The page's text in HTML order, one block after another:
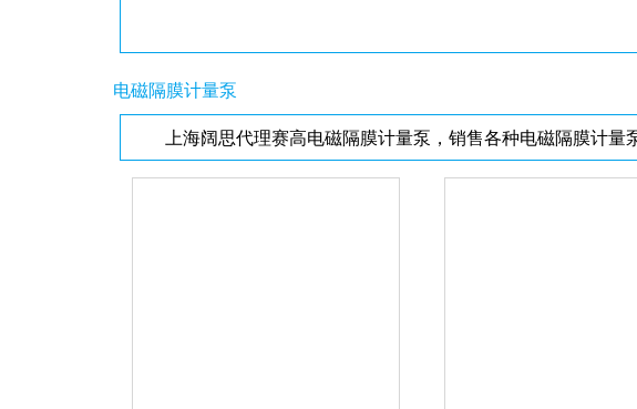
电磁隔膜计量泵
上海阔思代理赛高电磁隔膜计量泵，销售各种电磁隔膜计量